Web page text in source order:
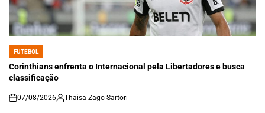
POSTED
IN
FUTEBOL
Corinthians enfrenta o Internacional pela Libertadores e busca
classificação
on
07/08/2026 Thaisa Zago Sartori